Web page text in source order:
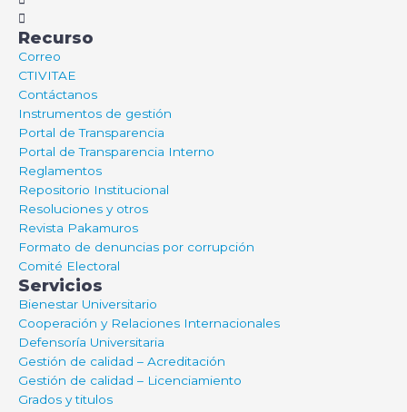
Recurso
Correo
CTIVITAE
Contáctanos
Instrumentos de gestión
Portal de Transparencia
Portal de Transparencia Interno
Reglamentos
Repositorio Institucional
Resoluciones y otros
Revista Pakamuros
Formato de denuncias por corrupción
Comité Electoral
Servicios
Bienestar Universitario
Cooperación y Relaciones Internacionales
Defensoría Universitaria
Gestión de calidad – Acreditación
Gestión de calidad – Licenciamiento
Grados y titulos